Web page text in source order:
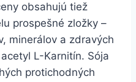
obsahujú tiež
prospešné zložky –
minerálov a zdravých
L-Karnitín. Sója
protichodných